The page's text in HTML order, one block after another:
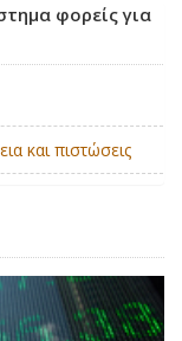
φορείς για
και πιστώσεις